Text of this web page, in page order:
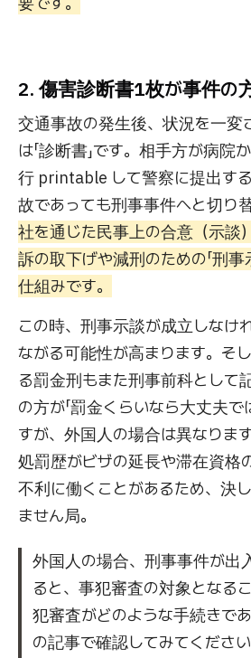
2. 傷害診断書1枚が事件の
交通事故の発生後、状況を一変
は「診断書」です。相手方が病院
行 printable して警察に提出す
故であっても刑事事件へと切り替
社を通じた民事上の合意（示談
訴の取下げや減刑のための「刑事
仕組みです。
この時、刑事示談が成立しなけ
ながる可能性が高まります。そ
る罰金刑もまた刑事前科として
の方が「罰金くらいなら大丈夫で
すが、外国人の場合は異なりま
処罰歴がビザの延長や滞在資格
不利に働くことがあるため、決
ません局。
外国人の場合、刑事事件が出
ると、事犯審査の対象となる
犯審査がどのような手続きで
の記事で確認してみてくださ